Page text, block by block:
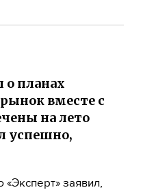
о планах
вместе с
на лето
успешно,
заявил,